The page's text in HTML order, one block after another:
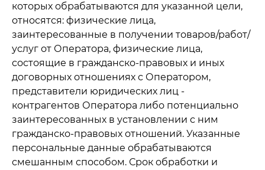
которых обрабатываются для указанной цели,
относятся: физические лица,
заинтересованные в получении товаров/работ/
услуг от Оператора, физические лица,
состоящие в гражданско-правовых и иных
договорных отношениях с Оператором,
представители юридических лиц -
контрагентов Оператора либо потенциально
заинтересованных в установлении с ним
гражданско-правовых отношений. Указанные
персональные данные обрабатываются
смешанным способом. Срок обработки и